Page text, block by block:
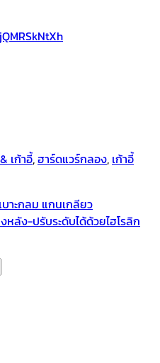
เก้าอี้,ฮาร์ดแวร์กลอง, เก้าอี้